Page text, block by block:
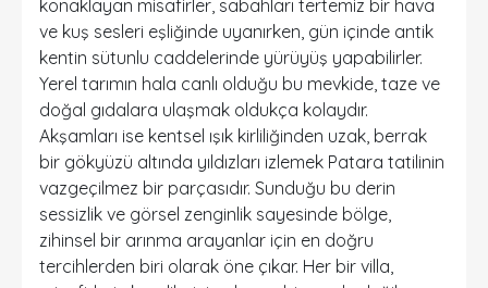
konaklayan misafirler, sabahları tertemiz bir hava
ve kuş sesleri eşliğinde uyanırken, gün içinde antik
kentin sütunlu caddelerinde yürüyüş yapabilirler.
Yerel tarımın hala canlı olduğu bu mevkide, taze ve
doğal gıdalara ulaşmak oldukça kolaydır.
Akşamları ise kentsel ışık kirliliğinden uzak, berrak
bir gökyüzü altında yıldızları izlemek Patara tatilinin
vazgeçilmez bir parçasıdır. Sunduğu bu derin
sessizlik ve görsel zenginlik sayesinde bölge,
zihinsel bir arınma arayanlar için en doğru
tercihlerden biri olarak öne çıkar. Her bir villa,